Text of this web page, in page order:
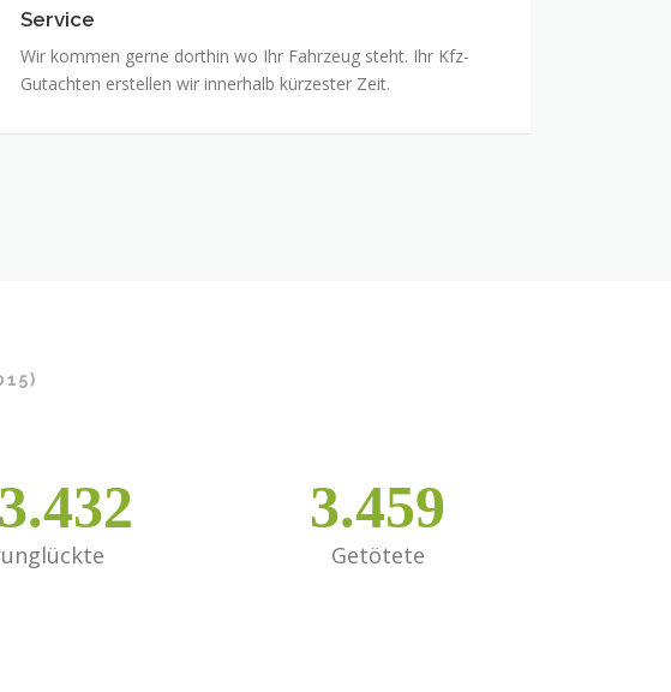
Service
Wir kommen gerne dorthin wo Ihr Fahrzeug steht. Ihr Kfz-
Gutachten erstellen wir innerhalb kürzester Zeit.
3.459
Getötete